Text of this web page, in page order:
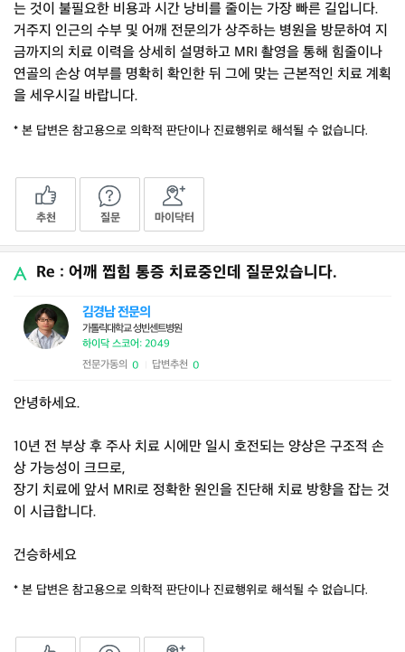
는 것이 불필요한 비용과 시간 낭비를 줄이는 가장 빠른 길입니다.
거주지 인근의 수부 및 어깨 전문의가 상주하는 병원을 방문하여 지
금까지의 치료 이력을 상세히 설명하고 MRI 촬영을 통해 힘줄이나
연골의 손상 여부를 명확히 확인한 뒤 그에 맞는 근본적인 치료 계획
을 세우시길 바랍니다.
* 본 답변은 참고용으로 의학적 판단이나 진료행위로 해석될 수 없습니다.
추천 질문 마이닥터
Re : 어깨 찝힘 통증 치료중인데 질문있습니다.
김경남 전문의
가톨릭대학교 성빈센트병원
하이닥 스코어: 2049
전문가동의 0 답변추천 0
안녕하세요.
10년 전 부상 후 주사 치료 시에만 일시 호전되는 양상은 구조적 손
상 가능성이 크므로,
장기 치료에 앞서 MRI로 정확한 원인을 진단해 치료 방향을 잡는 것
이 시급합니다.
건승하세요
* 본 답변은 참고용으로 의학적 판단이나 진료행위로 해석될 수 없습니다.